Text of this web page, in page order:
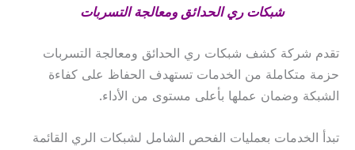
شبكات ري الحدائق ومعالجة التسربات
تقدم شركة كشف شبكات ري الحدائق ومعالجة التسربات
حزمة متكاملة من الخدمات تستهدف الحفاظ على كفاءة
الشبكة وضمان عملها بأعلى مستوى من الأداء.
تبدأ الخدمات بعمليات الفحص الشامل لشبكات الري القائمة